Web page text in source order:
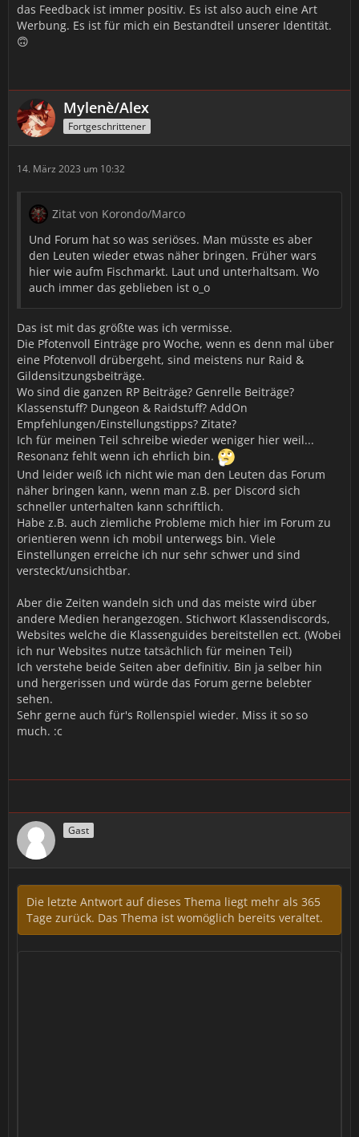
das Feedback ist immer positiv. Es ist also auch eine Art
Werbung. Es ist für mich ein Bestandteil unserer Identität.
🙃
Mylenè/Alex
Fortgeschrittener
14. März 2023 um 10:32
Zitat von Korondo/Marco
Und Forum hat so was seriöses. Man müsste es aber
den Leuten wieder etwas näher bringen. Früher wars
hier wie aufm Fischmarkt. Laut und unterhaltsam. Wo
auch immer das geblieben ist o_o
Das ist mit das größte was ich vermisse.
Die Pfotenvoll Einträge pro Woche, wenn es denn mal über
eine Pfotenvoll drübergeht, sind meistens nur Raid &
Gildensitzungsbeiträge.
Wo sind die ganzen RP Beiträge? Genrelle Beiträge?
Klassenstuff? Dungeon & Raidstuff? AddOn
Empfehlungen/Einstellungstipps? Zitate?
Ich für meinen Teil schreibe wieder weniger hier weil...
Resonanz fehlt wenn ich ehrlich bin.
Und leider weiß ich nicht wie man den Leuten das Forum
näher bringen kann, wenn man z.B. per Discord sich
schneller unterhalten kann schriftlich.
Habe z.B. auch ziemliche Probleme mich hier im Forum zu
orientieren wenn ich mobil unterwegs bin. Viele
Einstellungen erreiche ich nur sehr schwer und sind
versteckt/unsichtbar.
Aber die Zeiten wandeln sich und das meiste wird über
andere Medien herangezogen. Stichwort Klassendiscords,
Websites welche die Klassenguides bereitstellen ect. (Wobei
ich nur Websites nutze tatsächlich für meinen Teil)
Ich verstehe beide Seiten aber definitiv. Bin ja selber hin
und hergerissen und würde das Forum gerne belebter
sehen.
Sehr gerne auch für's Rollenspiel wieder. Miss it so so
much. :c
Gast
Die letzte Antwort auf dieses Thema liegt mehr als 365
Tage zurück. Das Thema ist womöglich bereits veraltet.